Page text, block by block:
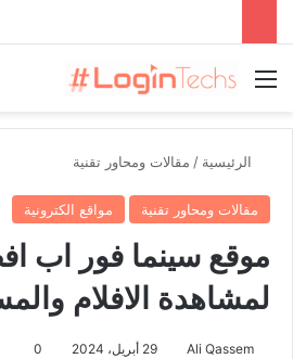
القائمة
الرئيسية / مقالات ومحاور تقنية
مقالات ومحاور تقنية مواقع الكترونية
موقع سينما فور اب
لمشاهدة الافلام
Ali Qassem 29 أبريل، 2024 0